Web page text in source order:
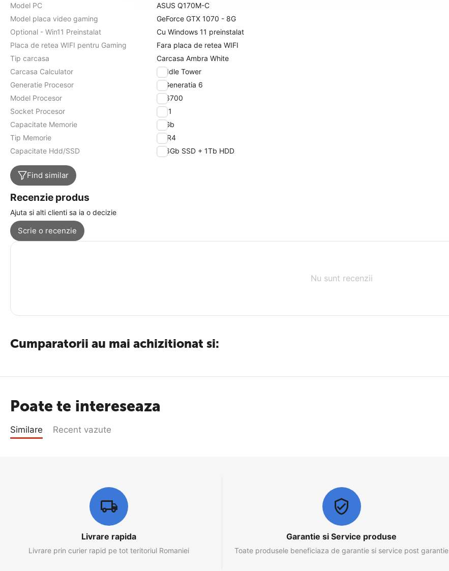
Model PC
ASUS Q170M-C
Model placa video gaming
GeForce GTX 1070 - 8G
Optional - Win11 Preinstalat
Cu Windows 11 preinstalat
Placa de retea WIFI pentru Gaming
Fara placa de retea WIFI
Tip carcasa
Carcasa Ambra White
Carcasa Calculator
Middle Tower
Generatie Procesor
i7 Generatia 6
Model Procesor
i7-6700
Socket Procesor
1151
Capacitate Memorie
16Gb
Tip Memorie
DDR4
Capacitate Hdd/SSD
256Gb SSD + 1Tb HDD
Find similar
Recenzie produs
Ajuta si alti clienti sa ia o decizie
Scrie o recenzie
Nu sunt recenzii
Cumparatorii au mai achizitionat si:
Poate te intereseaza
Similare Recent vazute
Livrare rapida
Livrare prin curier rapid pe tot teritoriul Romaniei
Garantie si Service produse
Toate produsele beneficiaza de garantie si service post garantie